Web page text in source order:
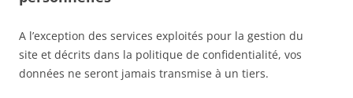
A l’exception des services exploités pour la gestion du
site et décrits dans la politique de confidentialité, vos
données ne seront jamais transmise à un tiers.